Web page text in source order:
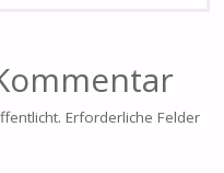
Erforderliche Felder